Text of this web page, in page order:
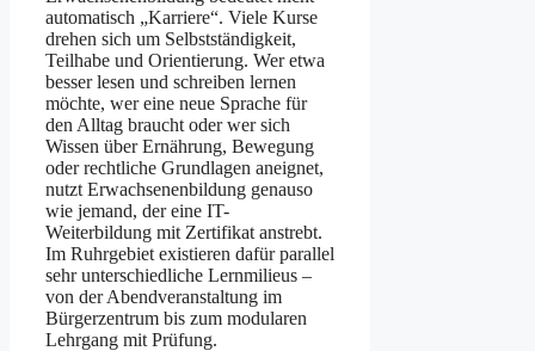
automatisch „Karriere“. Viele Kurse
drehen sich um Selbstständigkeit,
Teilhabe und Orientierung. Wer etwa
besser lesen und schreiben lernen
möchte, wer eine neue Sprache für
den Alltag braucht oder wer sich
Wissen über Ernährung, Bewegung
oder rechtliche Grundlagen aneignet,
nutzt Erwachsenenbildung genauso
wie jemand, der eine IT-
Weiterbildung mit Zertifikat anstrebt.
Im Ruhrgebiet existieren dafür parallel
sehr unterschiedliche Lernmilieus –
von der Abendveranstaltung im
Bürgerzentrum bis zum modularen
Lehrgang mit Prüfung.